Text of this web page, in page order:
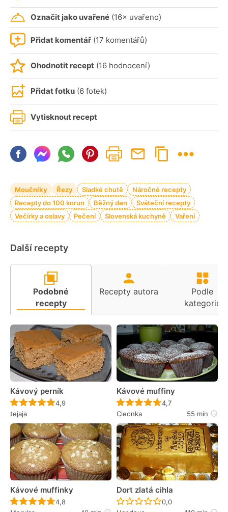
Označit jako uvařené (16× uvařeno)
Přidat komentář (17 komentářů)
Ohodnotit recept (16 hodnocení)
Přidat fotku (6 fotek)
Vytisknout recept
Moučníky Řezy Sladké chutě
Náročné recepty
Recepty do 100 korun
Běžný den
Sváteční recepty
Večírky a oslavy
Pečení Slovenská kuchyně Vaření
Další recepty
Podobné
recepty
Recepty autora
Podle
kategorie
Kávový perník
Recept ještě nebyl hodnocen
4,9
tejaja
Kávové muffiny
Recept ještě nebyl
4,7
Cleonka
55 min
Kávové muffinky
Recept ještě nebyl hodnocen
4,8
Dort zlatá cihla
Recept ještě nebyl
0,0